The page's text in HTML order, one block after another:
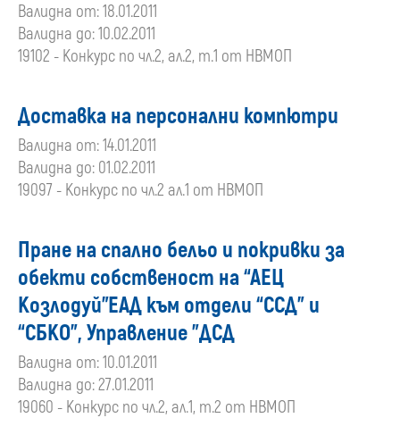
Валидна от: 18.01.2011
Валидна до: 10.02.2011
19102 - Конкурс по чл.2, ал.2, т.1 от НВМОП
Доставка на персонални компютри
Валидна от: 14.01.2011
Валидна до: 01.02.2011
19097 - Конкурс по чл.2 ал.1 от НВМОП
Пране на спално бельо и покривки за
обекти собственост на “АЕЦ
Козлодуй”ЕАД към отдели “ССД” и
“СБКО”, Управление ”ДСД
Валидна от: 10.01.2011
Валидна до: 27.01.2011
19060 - Конкурс по чл.2, ал.1, т.2 от НВМОП